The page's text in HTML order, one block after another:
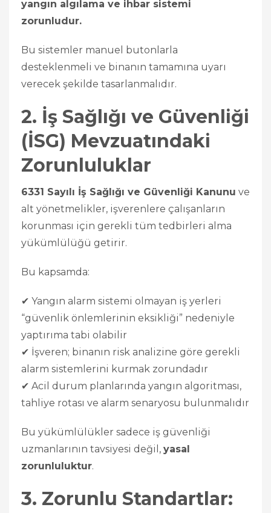
yangın algılama ve ihbar sistemi
zorunludur.
Bu sistemler manuel butonlarla
desteklenmeli ve binanın tamamına uyarı
verecek şekilde tasarlanmalıdır.
2. İş Sağlığı ve Güvenliği
(İSG) Mevzuatındaki
Zorunluluklar
6331 Sayılı İş Sağlığı ve Güvenliği Kanunu ve
alt yönetmelikler, işverenlere çalışanların
korunması için gerekli tüm tedbirleri alma
yükümlülüğü getirir.
Bu kapsamda:
✔ Yangın alarm sistemi olmayan iş yerleri
“güvenlik önlemlerinin eksikliği” nedeniyle
yaptırıma tabi olabilir
✔ İşveren; binanın risk analizine göre gerekli
alarm sistemlerini kurmak zorundadır
✔ Acil durum planlarında yangın algoritması,
tahliye rotası ve alarm senaryosu bulunmalıdır
Bu yükümlülükler sadece iş güvenliği
uzmanlarının tavsiyesi değil, yasal
zorunluluktur.
3. Zorunlu Standartlar: